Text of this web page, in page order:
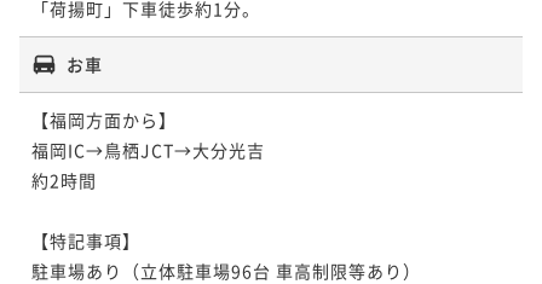
お車
【福岡方面から】
福岡IC→鳥栖JCT→大分光吉
約2時間
【特記事項】
駐車場あり（立体駐車場96台 車高制限等あり）